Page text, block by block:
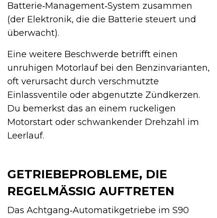
Batterie‑Management‑System zusammen
(der Elektronik, die die Batterie steuert und
überwacht).
Eine weitere Beschwerde betrifft einen
unruhigen Motorlauf bei den Benzinvarianten,
oft verursacht durch verschmutzte
Einlassventile oder abgenutzte Zündkerzen.
Du bemerkst das an einem ruckeligen
Motorstart oder schwankender Drehzahl im
Leerlauf.
GETRIEBEPROBLEME, DIE
REGELMÄSSIG AUFTRETEN
Das Achtgang‑Automatikgetriebe im S90